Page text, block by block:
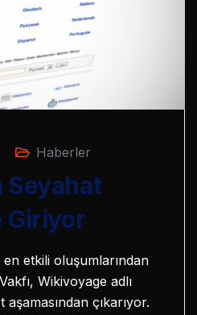
Haberler
Seyahat
Giriyor
en etkili oluşumlarından
Wikivoyage adlı
aşamasından çıkarıyor.